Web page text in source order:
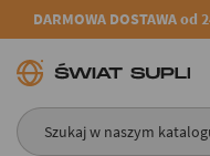
DARMOWA DOSTAWA od